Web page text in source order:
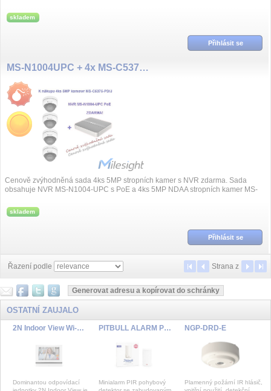
skladem
Přihlásit se
MS-N1004UPC + 4x MS-C5375-PD/J
Cenově zvýhodněná sada 4ks 5MP stropních kamer s NVR zdarma. Sada
obsahuje NVR MS-N1004-UPC s PoE a 4ks 5MP NDAA stropních kamer MS-
skladem
Přihlásit se
Řazení podle Strana z
OSTATNÍ ZAUJALO
2N Indoor View Wi-Fi White
Dominantou odpovídací
PITBULL ALARM PRO
Minialarm PIR pohybový
NGP-DRD-E
Plamenný požární IR hlásič,